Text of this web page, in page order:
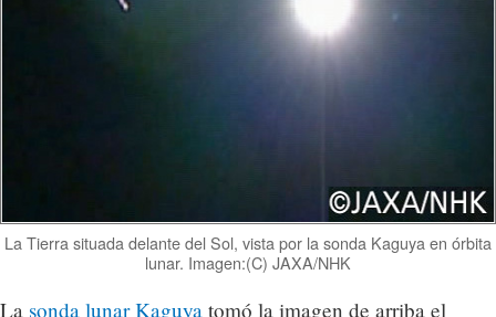
La Tierra situada delante del Sol, vista por la sonda Kaguya en órbita
lunar. Imagen:(C) JAXA/NHK
La sonda lunar Kaguya tomó la imagen de arriba el